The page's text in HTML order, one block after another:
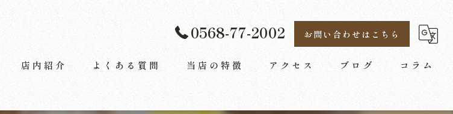
0568-77-2002 お問い合わせはこちら
店内紹介 よくある質問 当店の特徴 アクセス ブログ コラム